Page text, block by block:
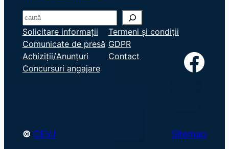
S
e
a
r
c
Solicitare informații
Comunicate de presă
Achiziții/Anunțuri
Concursuri angajare
Termeni și condiții
GDPR
Contact
Facebook
© CEVJ Sitemap